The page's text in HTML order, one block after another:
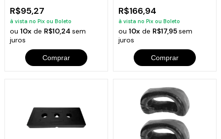
R$95,27
à vista no Pix ou Boleto
ou10x de R$10,24sem
juros
Comprar
R$166,94
à vista no Pix ou Boleto
ou 10xde R$17,95sem
juros
Comprar